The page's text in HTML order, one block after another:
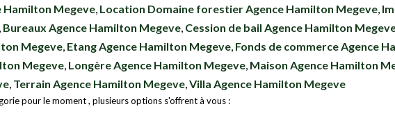
Hamilton Megeve Location Domaine forestier Agence Hamilton Megeve
Bureaux Agence Hamilton Megeve Cession de bail Agence Hamilton
Megeve Etang Agence Hamilton Megeve Fonds de commerce Agence
Megeve Longère Agence Hamilton Megeve Maison Agence Hamilton
Terrain Agence Hamilton Megeve Villa Agence Hamilton Megeve
pour le moment , plusieurs options s'offrent à vous :